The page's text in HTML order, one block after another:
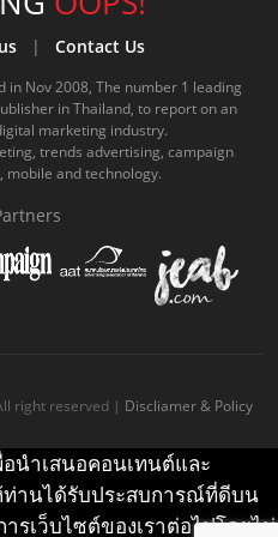
m
e
a
g
r
a
.
o
k
.
c
m
| Contact Us
in Nov 2008, The number 1 leading
in Thailand, to report on an
marketing industry.
trends advertising, campaign
mobile and technology.
right reserved | Discliamer & Policy
นำเสนอคอนเทนต์และ
านได้รับประสบการณ์ที่ดีบน
รเว็บไซต์ของเราต่อไปโดยไม่